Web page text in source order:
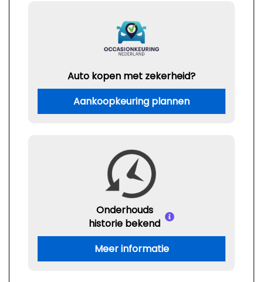
Auto kopen met zekerheid?
Aankoopkeuring plannen
Onderhouds
historie bekend
Meer informatie